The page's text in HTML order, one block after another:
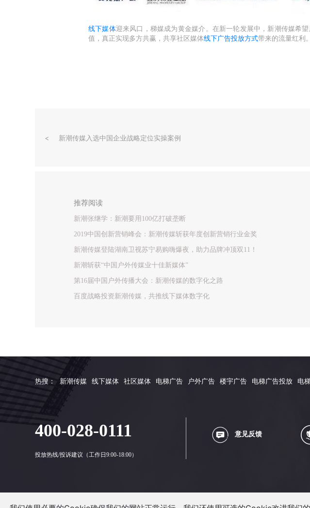
线下媒体迎来风口，梯媒成为黄金媒介。在新一轮发展中，新潮传媒希
值，真正实现多方共赢，共享社区媒体线下广告投放方式带来的流量红利。
新潮传媒入选中国企业战略定位实操案例
推荐阅读
新潮张继学：新潮要用100亿打破垄断
2019中国创新营销峰会：新潮传媒斩获年度创新营销行业金奖
新潮传媒登陆湖南卫视苏宁易购嗨爆夜，助力品牌冲顶双11！
新潮斩获“中国户外传媒业十佳新媒体”
第16届中国户外传播大会：新潮传媒的数字化之路
百度战略投资新潮传媒，共推线下媒体数字化
热搜： 新潮传媒 线下媒体 社区媒体 电梯广告 户外广告 楼宇广告 电梯广告投放 电
400-028-0111
投放热线/投诉建议（工作日9:00-18:00）
意见反馈